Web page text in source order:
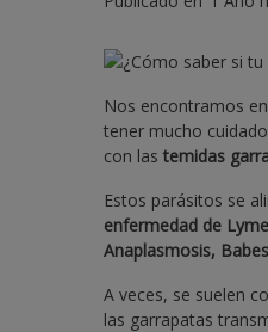
Nos encontramos
tener mucho
con las temidas
Estos parásitos se
enfermedad de Lyme
Anaplasmosis,
A veces, se suelen
las garrapatas